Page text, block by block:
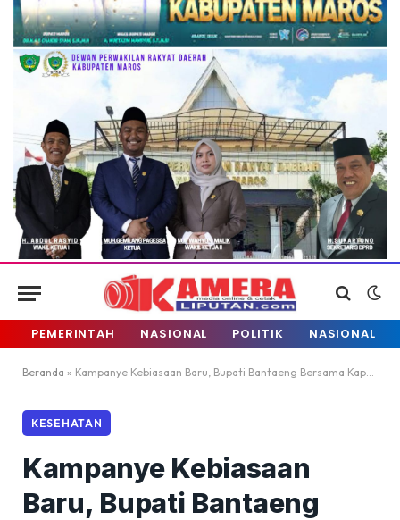
PEMERINTAH NASIONAL POLITIK NASIONAL
Beranda » Kampanye Kebiasaan Baru, Bupati Bantaeng Bersama Kapolres Turun Bagi-bagi Masker
KESEHATAN
Kampanye Kebiasaan
Baru, Bupati Bantaeng